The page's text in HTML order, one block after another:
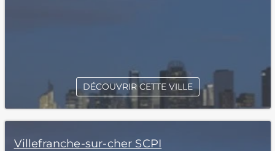
DÉCOUVRIR CETTE VILLE
Villefranche-sur-cher SCPI